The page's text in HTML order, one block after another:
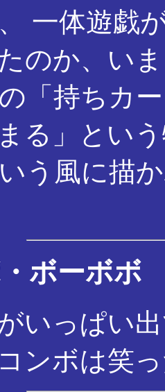
一体遊戯
のか、い
「持ちカ
る」とい
う風に描
ボーボボ
がいっぱい
ンボは笑